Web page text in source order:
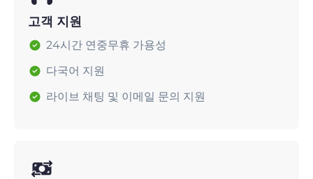
고객 지원
24시간 연중무휴 가용성
다국어 지원
라이브 채팅 및 이메일 문의 지원